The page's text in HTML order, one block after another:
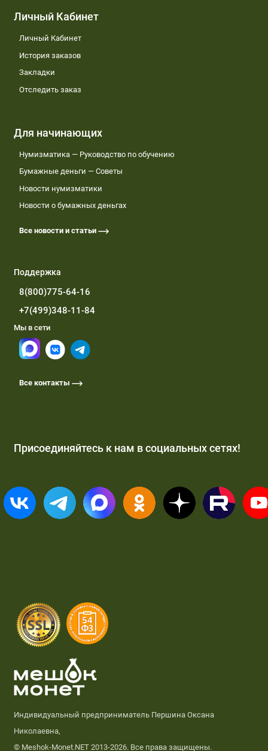
Личный Кабинет
Личный Кабинет
История заказов
Закладки
Отследить заказ
Для начинающих
Нумизматика — Руководство по обучению
Бумажные деньги — Советы
Новости нумизматики
Новости о бумажных деньгах
Все новости и статьи
Поддержка
8(800)775-64-16
+7(499)348-11-84
Мы в сети
Все контакты
Присоединяйтесь к нам в социальных сетях!
Индивидуальный предприниматель Першина Оксана
Николаевна,
© Meshok-Monet.NET 2013-2026. Все права защищены.